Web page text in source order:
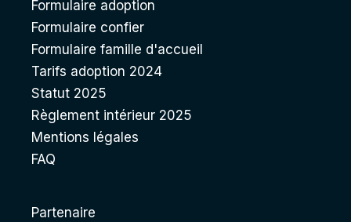
Formulaire adoption
Formulaire confier
Formulaire famille d'accueil
Tarifs adoption 2024
Statut 2025
Règlement intérieur 2025
Mentions légales
FAQ
Partenaire